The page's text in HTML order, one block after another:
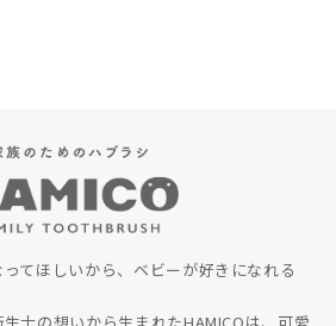
てほしいから、ベビーが好きになれる